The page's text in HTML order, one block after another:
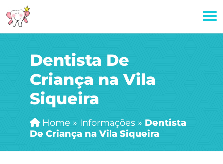
Dentista De
Criança na Vila
Siqueira
Home » Informações » Dentista
De Criança na Vila Siqueira